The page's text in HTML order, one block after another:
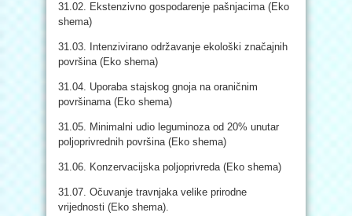
31.02. Ekstenzivno gospodarenje pašnjacima (Eko
shema)
31.03. Intenzivirano održavanje ekološki značajnih
površina (Eko shema)
31.04. Uporaba stajskog gnoja na oraničnim
površinama (Eko shema)
31.05. Minimalni udio leguminoza od 20% unutar
poljoprivrednih površina (Eko shema)
31.06. Konzervacijska poljoprivreda (Eko shema)
31.07. Očuvanje travnjaka velike prirodne
vrijednosti (Eko shema).